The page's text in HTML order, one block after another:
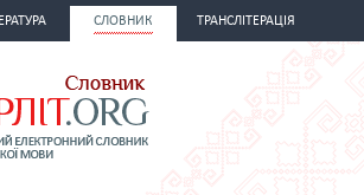
СЛОВНИК ТРАНСЛІТЕРАЦІЯ